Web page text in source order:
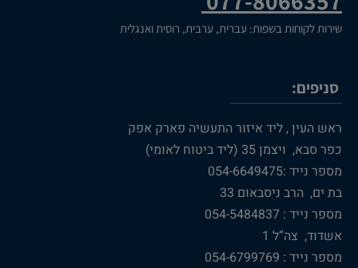
שירות לקוחות בשפות: עברית, ערבית, רוסית ואנגלית
סניפים:
ראש העין , ליד איזור התעשיה פארק אפק
כפר סבא, ויצמן 35 (ליד ביטוח לאומי)
מספר נייד :054-6649475
בת ים, הרב ניסבאום 33
מספר נייד : 054-5484837
אשדוד, צה”ל 1
מספר נייד : 054-6799769